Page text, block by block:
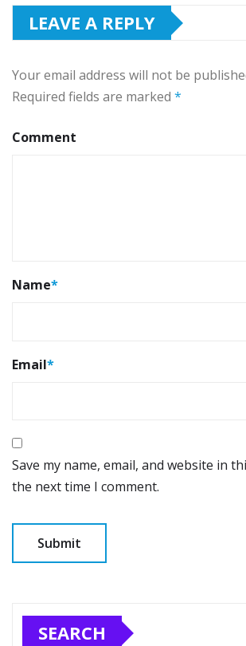
LEAVE A REPLY
Your email address will not be
Required fields are marked *
Comment
Name*
Email*
Save my name, email, and website in
the next time I comment.
SEARCH